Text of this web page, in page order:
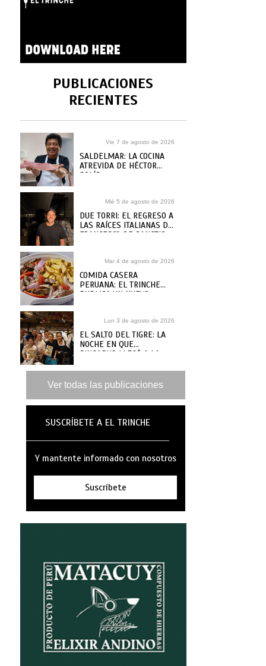
PUBLICACIONES
RECIENTES
Vie 7 de agosto de 2026
SALDELMAR: LA COCINA
ATREVIDA DE HÉCTOR
SOLÍS
Mié 5 de agosto de 2026
DUE TORRI: EL REGRESO A
LAS RAÍCES ITALIANAS DE
FRANCESCO DE SANCTIS
Mar 4 de agosto de 2026
COMIDA CASERA
PERUANA: EL TRINCHE
PUBLICA UN NUEVO
Lun 3 de agosto de 2026
EL SALTO DEL TIGRE: LA
NOCHE EN QUE
SINGAPUR LLEGÓ A LA
Ver todas las publicaciones
SUSCRÍBETE A EL TRINCHE
Y mantente informado con nosotros
Suscríbete